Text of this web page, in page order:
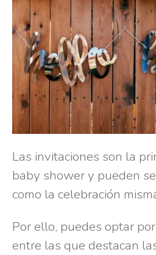
Las invitaciones son la
baby shower y pueden
como la celebración
Por ello, puedes optar
entre las que destacan